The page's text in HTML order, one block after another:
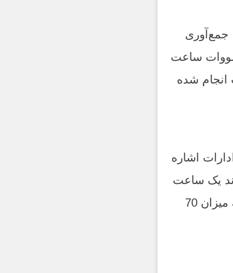
انرژی با جمع‌آوری
کرد: تعویض 38 کنتور معیوب و احیا 17 هزار و 62 کیلووات ساعت
اقدامات انجام شده
اشاره
یک ساعت
قبل از تعطیلی وسایل سرمایشی را خاموش کنند و مصرف برق خود را به میزان 70